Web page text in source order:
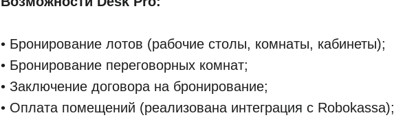
• Бронирование лотов (рабочие столы, комнаты, кабинеты);
• Бронирование переговорных комнат;
• Заключение договора на бронирование;
• Оплата помещений (реализована интеграция с Robokassa);